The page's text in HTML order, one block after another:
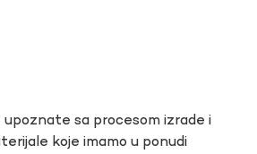
sa procesom izrade i
koje imamo u ponudi